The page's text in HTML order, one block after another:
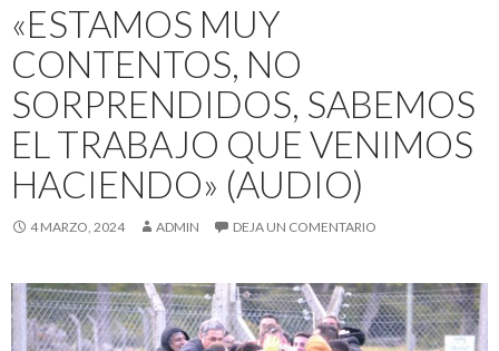
«ESTAMOS MUY
CONTENTOS, NO
SORPRENDIDOS, SABEMOS
EL TRABAJO QUE VENIMOS
HACIENDO» (AUDIO)
4 MARZO, 2024 ADMIN DEJA UN COMENTARIO